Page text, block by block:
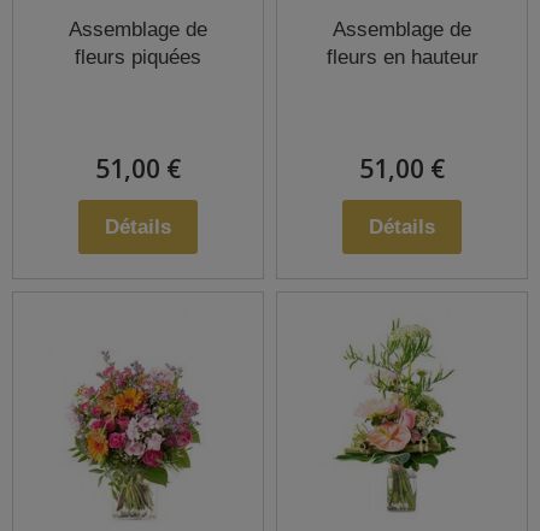
Assemblage de
fleurs piquées
51,00 €
Détails
Assemblage de
fleurs en hauteur
51,00 €
Détails